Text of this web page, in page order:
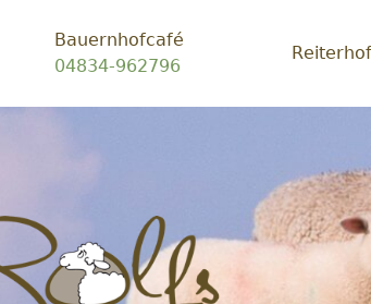
Bauernhofcafé
04834-962796
Reiterhof
Schäferei
Rolfs
Ein